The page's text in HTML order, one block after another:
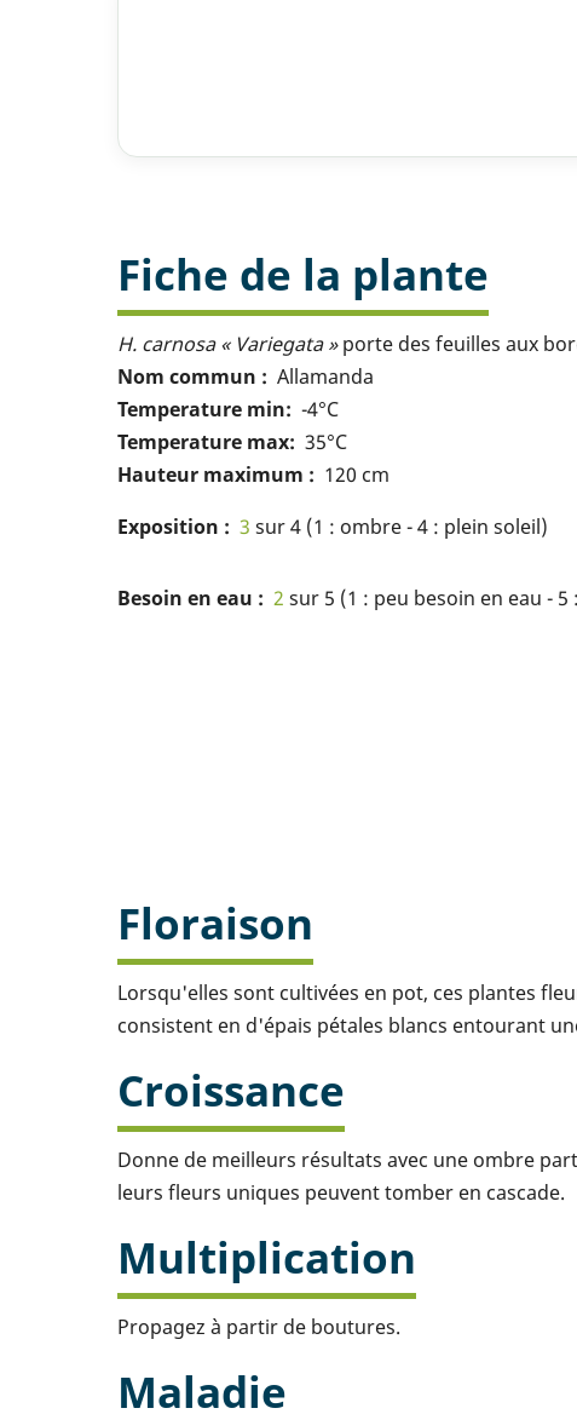
Fiche de la plante
H. carnosa « Variegata »porte des feuilles aux
Nom commun
Allamanda
Temperature min
-4°C
Temperature max 35°C
Hauteur maximum
120 cm
Exposition
3 sur 4 (1 : ombre - 4 : plein soleil)
Besoin en eau 2 sur 5 (1 : peu besoin en eau -
Floraison
Lorsqu'elles sont cultivées en pot, ces plantes
consistent en d'épais pétales blancs entourant
Croissance
Donne de meilleurs résultats avec une ombre
leurs fleurs uniques peuvent tomber en cascade.
Multiplication
Propagez à partir de boutures.
Maladie